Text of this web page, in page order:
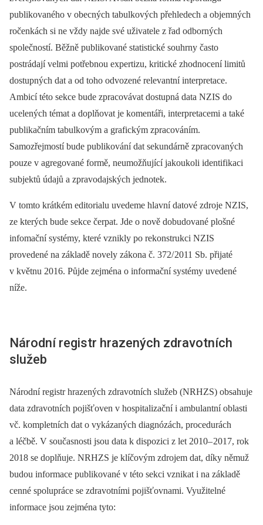
publikovaného v obecných tabulkových přehledech a objemných
ročenkách si ne vždy najde své uživatele z řad odborných
společností. Běžně publikované statistické souhrny často
postrádají velmi potřebnou expertizu, kritické zhodnocení limitů
dostupných dat a od toho odvozené relevantní interpretace.
Ambicí této sekce bude zpracovávat dostupná data NZIS do
ucelených témat a doplňovat je komentáři, interpretacemi a také
publikačním tabulkovým a grafickým zpracováním.
Samozřejmostí bude publikování dat sekundárně zpracovaných
pouze v agregované formě, neumožňující jakoukoli identifikaci
subjektů údajů a zpravodajských jednotek.
V tomto krátkém editorialu uvedeme hlavní datové zdroje NZIS,
ze kterých bude sekce čerpat. Jde o nově dobudované plošné
infomační systémy, které vznikly po rekonstrukci NZIS
provedené na základě novely zákona č. 372/2011 Sb. přijaté
v květnu 2016. Půjde zejména o informační systémy uvedené
níže.
Národní registr hrazených zdravotních
služeb
Národní registr hrazených zdravotních služeb (NRHZS) obsahuje
data zdravotních pojišťoven v hospitalizační i ambulantní oblasti
vč. kompletních dat o vykázaných dia­gnózách, procedurách
a léčbě. V současnosti jsou data k dispozici z let 2010–2017, rok
2018 se doplňuje. NRHZS je klíčovým zdrojem dat, díky němuž
budou informace publikované v této sekci vznikat i na základě
cen­né spolupráce se zdravotními pojišťovnami. Využitelné
informace jsou zejména tyto: